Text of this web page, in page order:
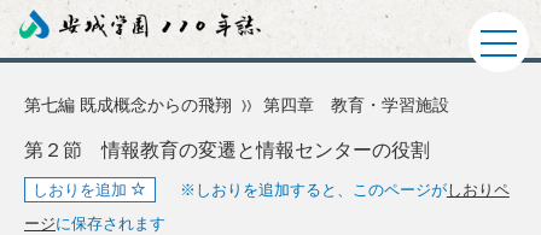
第七編 既成概念からの飛翔 第四章 教育・学習施設
第２節 情報教育の変遷と情報センターの役割
しおりを追加 ※しおりを追加すると、このページがしおりペ
ージに保存されます